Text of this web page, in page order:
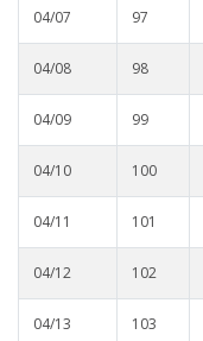
04/07 97
04/08 98
04/09 99
04/10 100
04/11 101
04/12 102
04/13 103